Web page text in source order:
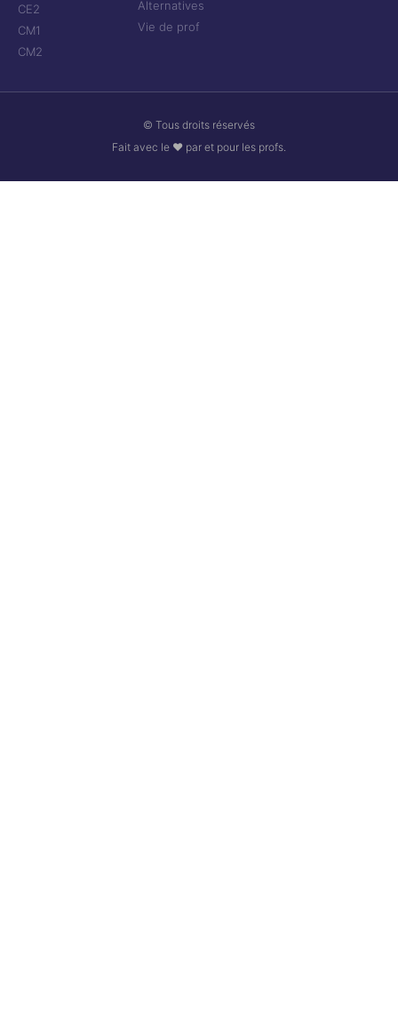
CE2
CM1
CM2
Alternatives
Vie de prof
© Tous droits réservés
Fait avec le ❤ par et pour les profs.